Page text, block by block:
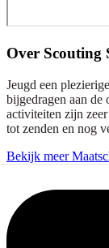
Over Scouting
Jeugd een
bijgedragen aan
activiteiten zijn
tot zenden en nog
Bekijk meer